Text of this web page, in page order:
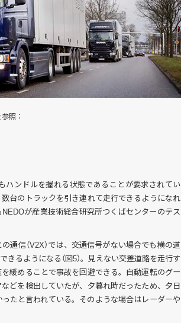
照：
ハンドルを握れる状態であることが要求されてい
台のトラックを引き連れて走行できるようになれ
が産業技術総合研究所つくばセンターのテス
通信（V2X）では、交通信号がない場合でも横の道
るようになる（図5）。見えない交差道路を走行す
緩めることで事故を回避できる。自動運転のグー
どを検出していたが、夕暮れ時だったため、夕日
たと言われている。そのような場合はレーダーや